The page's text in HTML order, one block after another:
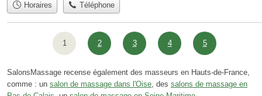
Horaires Téléphone
1 2 3 4 5
SalonsMassage recense également des masseurs en Hauts-de-France,
comme : un salon de massage dans l'Oise , des salons de massage en